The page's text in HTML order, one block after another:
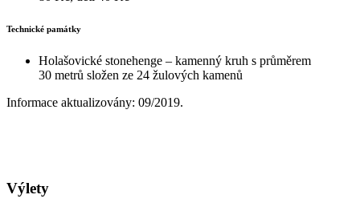
Technické památky
Holašovické stonehenge – kamenný kruh s průměrem
30 metrů složen ze 24 žulových kamenů
Informace aktualizovány: 09/2019.
Výlety